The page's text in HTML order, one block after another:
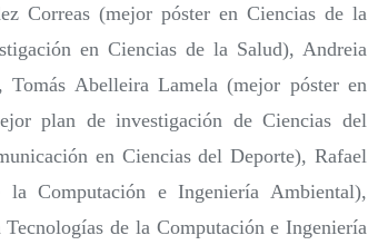
Correas (mejor póster en Ciencias de la
en Ciencias de la Salud), Andreia
Abelleira Lamela (mejor póster en
plan de investigación de Ciencias del
en Ciencias del Deporte), Rafael
Computación e Ingeniería Ambiental),
de la Computación e Ingeniería